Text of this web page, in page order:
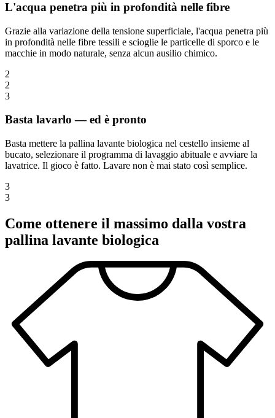
L'acqua penetra più in profondità nelle fibre
Grazie alla variazione della tensione superficiale, l'acqua penetra più
in profondità nelle fibre tessili e scioglie le particelle di sporco e le
macchie in modo naturale, senza alcun ausilio chimico.
2
2
3
Basta lavarlo — ed è pronto
Basta mettere la pallina lavante biologica nel cestello insieme al
bucato, selezionare il programma di lavaggio abituale e avviare la
lavatrice. Il gioco è fatto. Lavare non è mai stato così semplice.
3
3
Come ottenere il massimo dalla vostra
pallina lavante biologica